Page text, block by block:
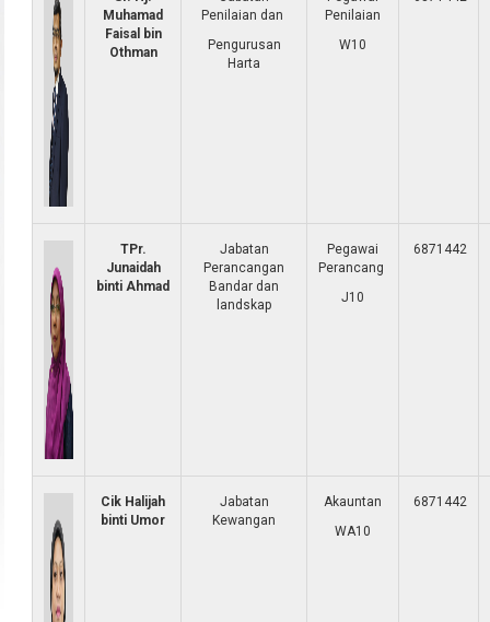
Muhamad
Faisal bin
Othman
Penilaian dan
Pengurusan
Harta
Penilaian
W10
TPr.
Junaidah
binti Ahmad
Jabatan
Perancangan
Bandar dan
landskap
Pegawai
Perancang
J10
6871442
Cik Halijah
binti Umor
Jabatan
Kewangan
Akauntan
WA10
6871442